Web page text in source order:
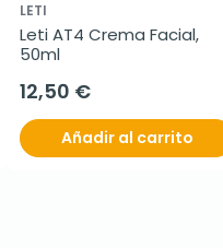
LETI
Leti AT4 Crema Facial,
50ml
12,50 €
Añadir al carrito